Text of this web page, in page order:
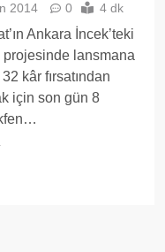
2014
0 4 dk
Ankara İncek’teki
projesinde lansmana
kâr fırsatından
için son gün 8